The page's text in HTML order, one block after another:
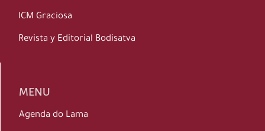
ICM Graciosa
Revista y Editorial Bodisatva
MENU
Agenda do Lama